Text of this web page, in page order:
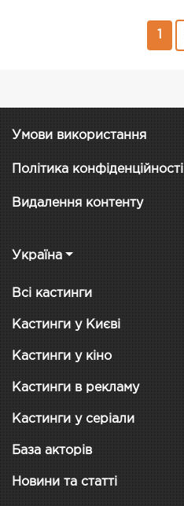
Умови використання
Політика конфіденційності
Видалення контенту
Україна
Всі кастинги
Кастинги у Києві
Кастинги у кіно
Кастинги в рекламу
Кастинги у серіали
База акторів
Новини та статті